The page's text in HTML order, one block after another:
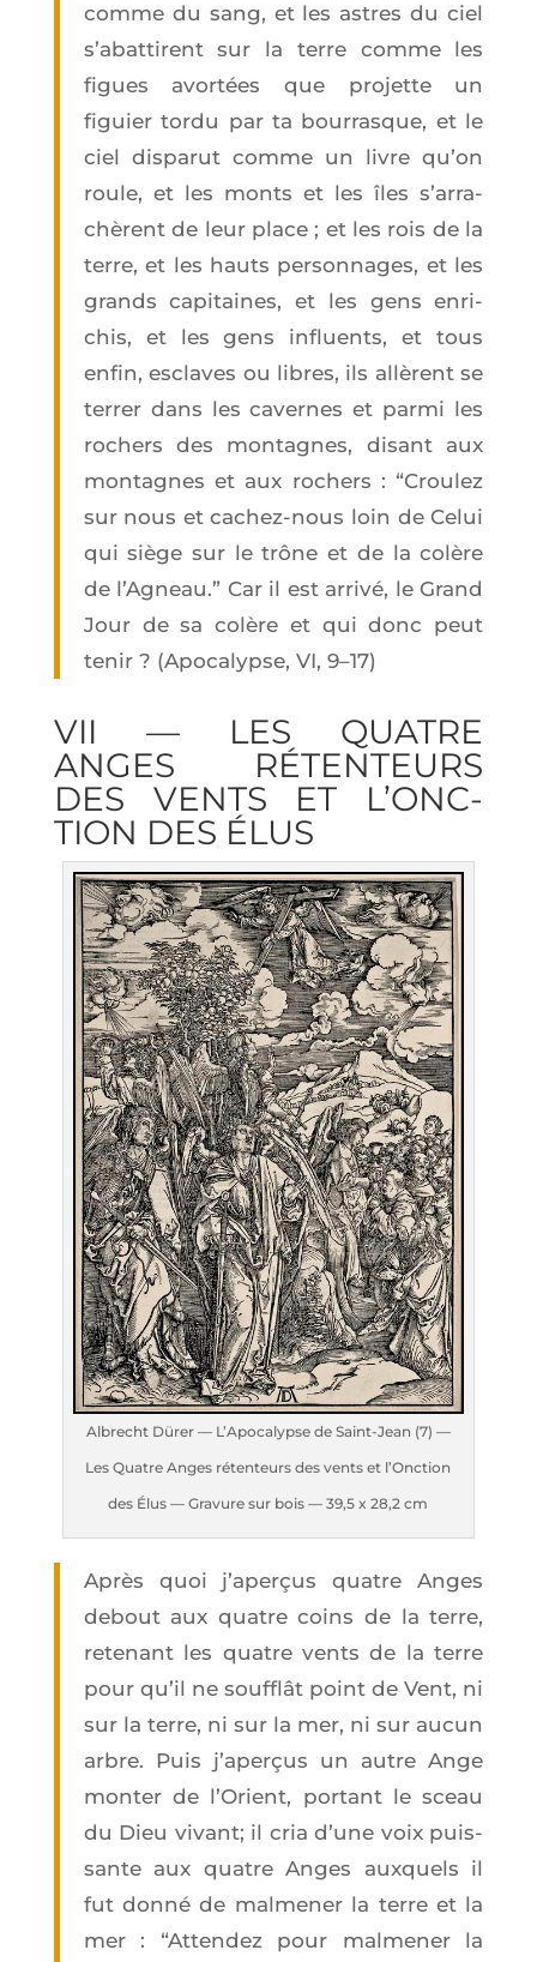
comme du sang, et les astres du ciel
s’a­bat­tirent sur la terre comme les
figues avor­tées que pro­jette un
figuier tor­du par ta bour­rasque, et le
ciel dis­pa­rut comme un livre qu’on
roule, et les monts et les îles s’ar­ra­
chèrent de leur place ; et les rois de la
terre, et les hauts per­son­nages, et les
grands capi­taines, et les gens enri­
chis, et les gens influents, et tous
enfin, esclaves ou libres, ils allèrent se
ter­rer dans les cavernes et par­mi les
rochers des mon­tagnes, disant aux
mon­tagnes et aux rochers : “Crou­lez
sur nous et cachez-nous loin de Celui
qui siège sur le trône et de la colère
de l’A­gneau.” Car il est arri­vé, le Grand
Jour de sa colère et qui donc peut
tenir ? (Apo­ca­lypse, VI, 9–17)
VII — LES QUATRE
ANGES RÉTEN­TEURS
DES VENTS ET L’ONC­
TION DES ÉLUS
Albrecht Dürer — L’A­po­ca­lypse de Saint-Jean (7) —
Les Quatre Anges réten­teurs des vents et l’Onc­tion
des Élus — Gra­vure sur bois — 39,5 x 28,2 cm
Après quoi j’a­per­çus quatre Anges
debout aux quatre coins de la terre,
rete­nant les quatre vents de la terre
pour qu’il ne souf­flât point de Vent, ni
sur la terre, ni sur la mer, ni sur aucun
arbre. Puis j’a­per­çus un autre Ange
mon­ter de l’O­rient, por­tant le sceau
du Dieu vivant; il cria d’une voix puis­
sante aux quatre Anges aux­quels il
fut don­né de mal­me­ner la terre et la
mer : “Atten­dez pour mal­me­ner la